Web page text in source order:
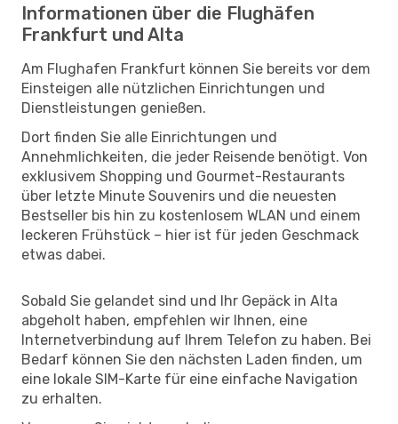
Informationen über die Flughäfen
Frankfurt und Alta
Am Flughafen Frankfurt können Sie bereits vor dem
Einsteigen alle nützlichen Einrichtungen und
Dienstleistungen genießen.
Dort finden Sie alle Einrichtungen und
Annehmlichkeiten, die jeder Reisende benötigt. Von
exklusivem Shopping und Gourmet-Restaurants
über letzte Minute Souvenirs und die neuesten
Bestseller bis hin zu kostenlosem WLAN und einem
leckeren Frühstück – hier ist für jeden Geschmack
etwas dabei.
Sobald Sie gelandet sind und Ihr Gepäck in Alta
abgeholt haben, empfehlen wir Ihnen, eine
Internetverbindung auf Ihrem Telefon zu haben. Bei
Bedarf können Sie den nächsten Laden finden, um
eine lokale SIM-Karte für eine einfache Navigation
zu erhalten.